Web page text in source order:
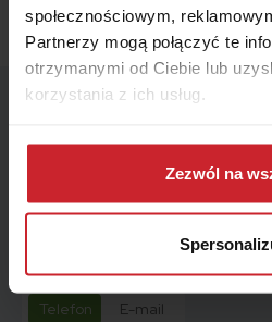
społecznościowym,
Partnerzy mogą połączyć te
otrzymanymi od Ciebie lub
korzystania z ich usług.
Dowiedz się więcej na temat
można się z nami
przetwarzamy dane osobowe
Zezwól na
Wskaż miesiąc końca polisy –
Telefon E-mail